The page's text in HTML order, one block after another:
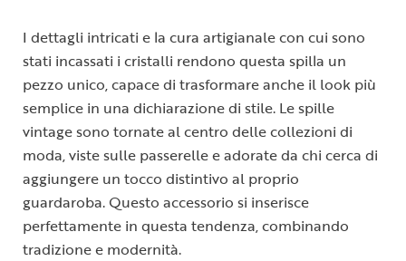
I dettagli intricati e la cura artigianale con cui sono
stati incassati i cristalli rendono questa spilla un
pezzo unico, capace di trasformare anche il look più
semplice in una dichiarazione di stile. Le spille
vintage sono tornate al centro delle collezioni di
moda, viste sulle passerelle e adorate da chi cerca di
aggiungere un tocco distintivo al proprio
guardaroba. Questo accessorio si inserisce
perfettamente in questa tendenza, combinando
tradizione e modernità.